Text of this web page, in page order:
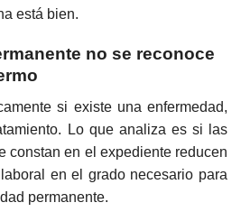
está bien.
no se reconoce
si existe una enfermedad,
Lo que analiza es si las
constan en el expediente reducen
en el grado necesario para
permanente.